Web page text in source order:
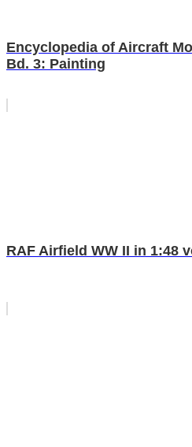
Encyclopedia of Aircraft
Bd. 3: Painting
RAF Airfield WW II in 1:48